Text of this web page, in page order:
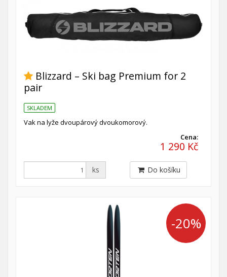
Blizzard – Ski bag Premium for 2
pair
SKLADEM
Vak na lyže dvoupárový dvoukomorový.
Cena:
1 290 Kč
ks Do košíku
-20%